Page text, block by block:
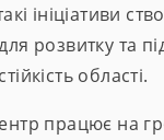
ініціативи
розвитку та
області.
працює на